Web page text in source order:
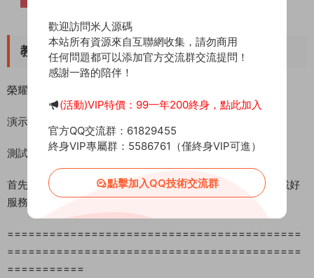
歡迎訪問米人源碼
本站所有資源來自互聯網收集，請勿商用
任何問題都可以添加官方交流群交流提問！
感謝一路的陪伴！
(活動)VIP特價：99一年200終身，點此加入
官方QQ交流群：61829455
終身VIP專屬群：5586761（僅終身VIP可進）
點擊加入QQ技術交流群